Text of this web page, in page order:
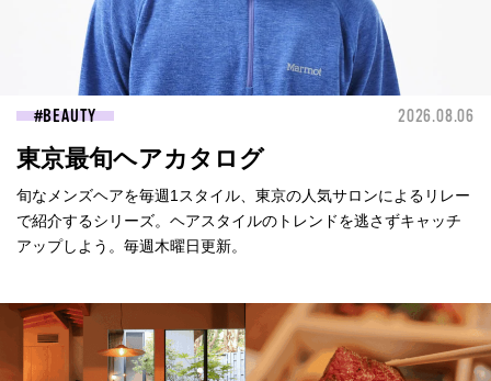
BEAUTY 2026.08.06
東京最旬ヘアカタログ
旬なメンズヘアを毎週1スタイル、東京の人気サロンによるリレー
で紹介するシリーズ。ヘアスタイルのトレンドを逃さずキャッチ
アップしよう。毎週木曜日更新。